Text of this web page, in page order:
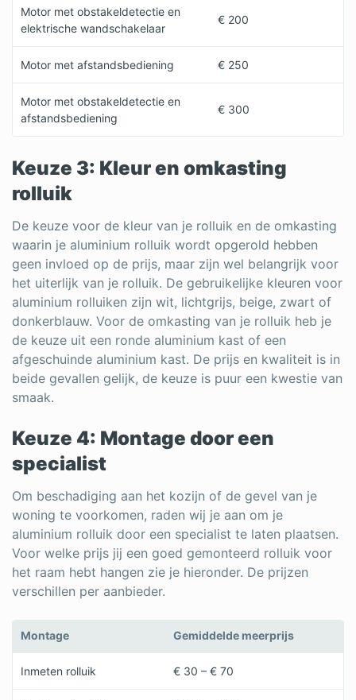
Motor met obstakeldetectie en
elektrische wandschakelaar
€ 200
Motor met afstandsbediening € 250
Motor met obstakeldetectie en
afstandsbediening
€ 300
Keuze 3: Kleur en omkasting
rolluik
De keuze voor de kleur van je rolluik en de omkasting
waarin je aluminium rolluik wordt opgerold hebben
geen invloed op de prijs, maar zijn wel belangrijk voor
het uiterlijk van je rolluik. De gebruikelijke kleuren voor
aluminium rolluiken zijn wit, lichtgrijs, beige, zwart of
donkerblauw. Voor de omkasting van je rolluik heb je
de keuze uit een ronde aluminium kast of een
afgeschuinde aluminium kast. De prijs en kwaliteit is in
beide gevallen gelijk, de keuze is puur een kwestie van
smaak.
Keuze 4: Montage door een
specialist
Om beschadiging aan het kozijn of de gevel van je
woning te voorkomen, raden wij je aan om je
aluminium rolluik door een specialist te laten plaatsen.
Voor welke prijs jij een goed gemonteerd rolluik voor
het raam hebt hangen zie je hieronder. De prijzen
verschillen per aanbieder.
Montage Gemiddelde meerprijs
Inmeten rolluik € 30 – € 70